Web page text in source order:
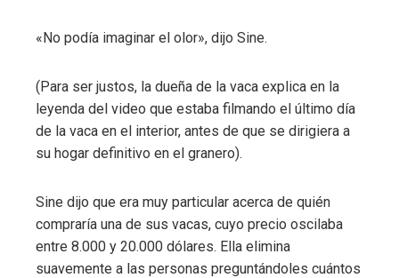
«No podía imaginar el olor», dijo Sine.
(Para ser justos, la dueña de la vaca explica en la
leyenda del video que estaba filmando el último día
de la vaca en el interior, antes de que se dirigiera a
su hogar definitivo en el granero).
Sine dijo que era muy particular acerca de quién
compraría una de sus vacas, cuyo precio oscilaba
entre 8.000 y 20.000 dólares. Ella elimina
suavemente a las personas preguntándoles cuántos